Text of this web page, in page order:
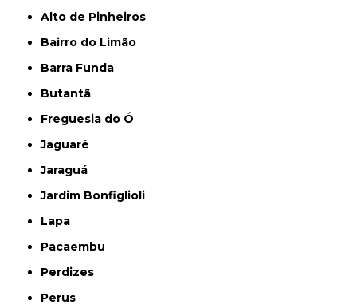
Alto de Pinheiros
Bairro do Limão
Barra Funda
Butantã
Freguesia do Ó
Jaguaré
Jaraguá
Jardim Bonfiglioli
Lapa
Pacaembu
Perdizes
Perus